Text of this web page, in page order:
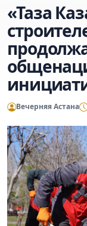
«Таза
Вечерняя Астана